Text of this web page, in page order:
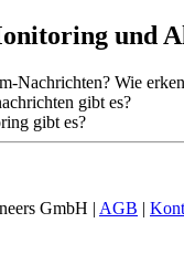
und
Nachrichten? Wie
gibt es?
gibt es?
GmbH | AGB |